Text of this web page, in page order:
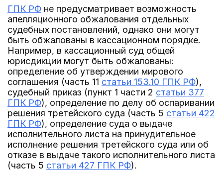
ГПК РФ не предусматривает возможность
апелляционного обжалования отдельных
судебных постановлений, однако они могут
быть обжалованы в кассационном порядке.
Например, в кассационный суд общей
юрисдикции могут быть обжалованы:
определение об утверждении мирового
соглашения (часть 11 статьи 153.10 ГПК РФ),
судебный приказ (пункт 1 части 2 статьи 377
ГПК РФ), определение по делу об оспаривании
решения третейского суда (часть 5 статьи 422
ГПК РФ), определение суда о выдаче
исполнительного листа на принудительное
исполнение решения третейского суда или об
отказе в выдаче такого исполнительного листа
(часть 5 статьи 427 ГПК РФ).